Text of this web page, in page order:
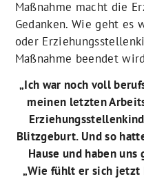
Maßnahme macht die
Gedanken. Wie geht
oder
Maßnahme beendet
„Ich war noch voll
meinen letzten
Blitzgeburt. Und so
Hause und haben uns
„Wie fühlt er sich jetzt